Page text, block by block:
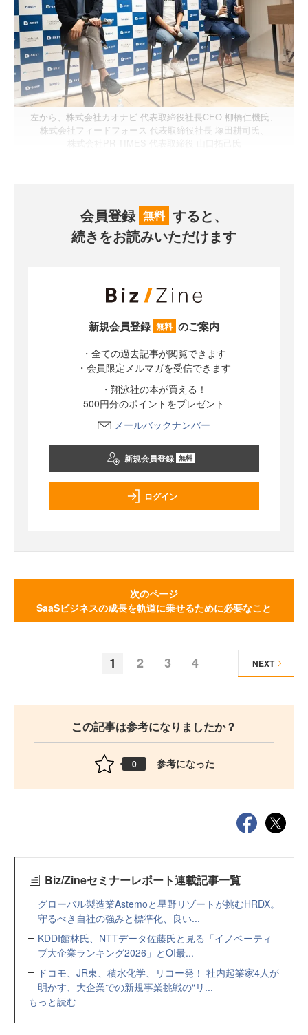
左から、株式会社カオナビ 代表取締役社長CEO 柳橋仁機氏、
株式会社フィードフォース 代表取締役社長 塚田耕司氏、
株式会社PR TIMES 代表取締役 山口拓己氏
会員登録 無料 すると、
続きをお読みいただけます
新規会員登録 無料 のご案内
・全ての過去記事が閲覧できます
・会員限定メルマガを受信できます
・翔泳社の本が買える！
500円分のポイントをプレゼント
メールバックナンバー
新規会員登録 無料
ログイン
次のページ
SaaSビジネスの成長を軌道に乗せるために必要なこと
1 2 3 4 NEXT
この記事は参考になりましたか？
0 参考になった
Biz/Zineセミナーレポート連載記事一覧
グローバル製造業Astemoと星野リゾートが挑むHRDX。
守るべき自社の強みと標準化、良い...
KDDI館林氏、NTTデータ佐藤氏と見る「イノベーティ
ブ大企業ランキング2026」とOI最...
ドコモ、JR東、積水化学、リコー発！ 社内起業家4人が
明かす、大企業での新規事業挑戦の“リ...
もっと読む